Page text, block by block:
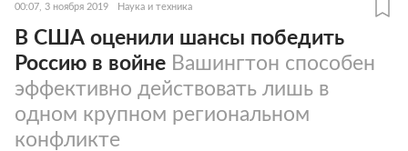
00:07, 3 ноября 2019 Наука и техника
В США оценили шансы победить
Россию в войне Вашингтон способен
эффективно действовать лишь в
одном крупном региональном
конфликте